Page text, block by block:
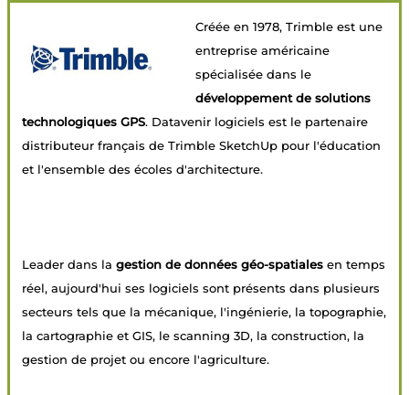
Créée en 1978, Trimble est une
entreprise américaine
spécialisée dans le
développement de solutions
technologiques GPS. Datavenir logiciels est le partenaire
distributeur français de Trimble SketchUp pour l'éducation
et l'ensemble des écoles d'architecture.
Leader dans la gestion de données géo-spatiales en temps
réel, aujourd'hui ses logiciels sont présents dans plusieurs
secteurs tels que la mécanique, l'ingénierie, la topographie,
la cartographie et GIS, le scanning 3D, la construction, la
gestion de projet ou encore l'agriculture.